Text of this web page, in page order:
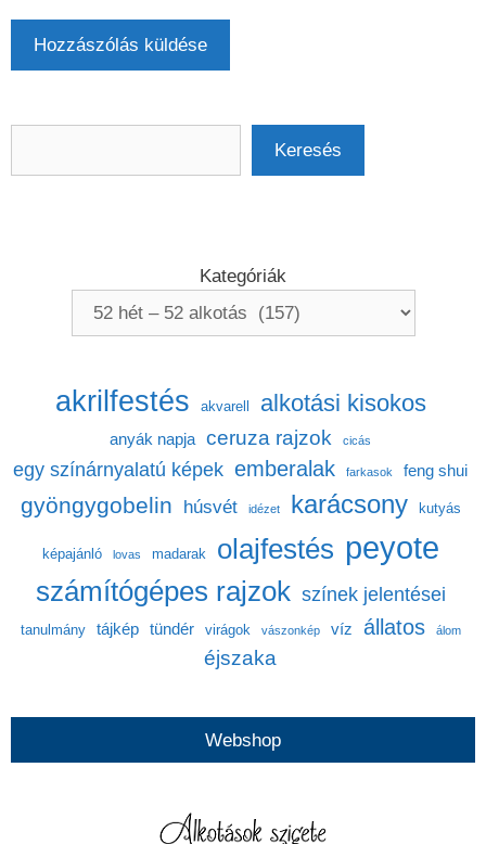
Keresés
Kategóriák
akrilfestés akvarell alkotási kisokos
anyák napja ceruza rajzok cicás
egy színárnyalatú képek emberalak farkasok feng shui
gyöngygobelin húsvét idézet karácsony kutyás
képajánló lovas madarak olajfestés peyote
számítógépes rajzok színek jelentései
tanulmány tájkép tündér virágok vászonkép víz állatos álom
éjszaka
Webshop